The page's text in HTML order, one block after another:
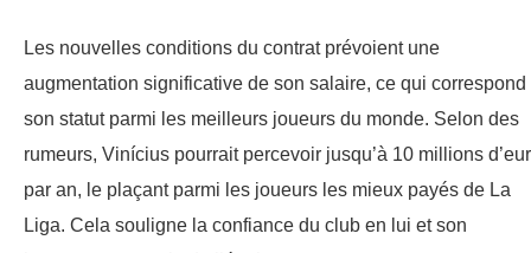
Les nouvelles conditions du contrat prévoient une
augmentation significative de son salaire, ce qui correspond
son statut parmi les meilleurs joueurs du monde. Selon des
rumeurs, Vinícius pourrait percevoir jusqu’à 10 millions
par an, le plaçant parmi les joueurs les mieux payés de La
Liga. Cela souligne la confiance du club en lui et son